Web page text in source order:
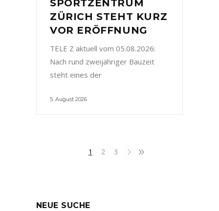
SPORTZENTRUM
ZÜRICH STEHT KURZ
VOR ERÖFFNUNG
TELE Z aktuell vom 05.08.2026:
Nach rund zweijähriger Bauzeit
steht eines der
5. August 2026
1 2 3
NEUE SUCHE